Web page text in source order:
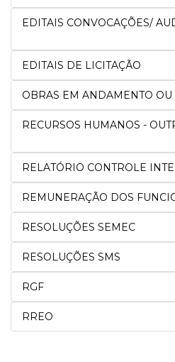
EDITAIS CONVOCAÇÕES/
EDITAIS DE LICITAÇÃO
OBRAS EM ANDAMENTO OU
RECURSOS HUMANOS -
RELATÓRIO CONTROLE
REMUNERAÇÃO DOS
RESOLUÇÕES SEMEC
RESOLUÇÕES SMS
RGF
RREO